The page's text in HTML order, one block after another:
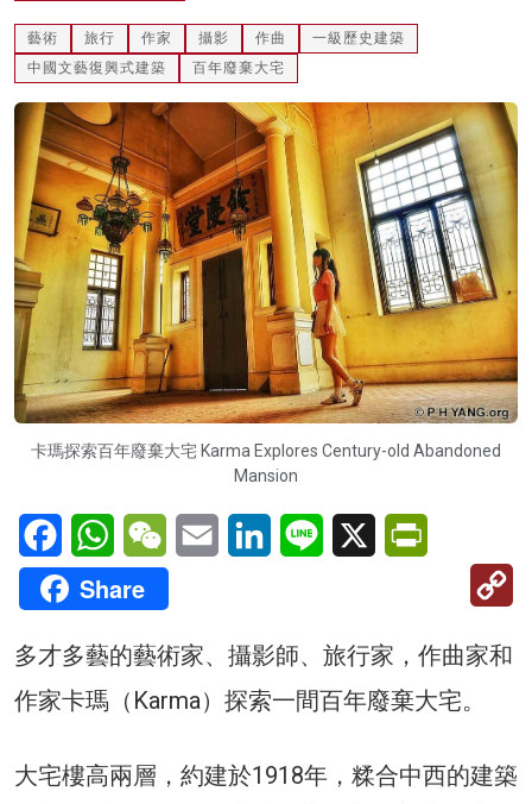
藝術 旅行 作家 攝影 作曲
一級歷史建築
中國文藝復興式建築
百年廢棄大宅
卡瑪探索百年廢棄大宅 Karma Explores Century-old Abandoned
Mansion
FacebookWhatsAppWeChatEmail LinkedInLine X
Share
多才多藝的藝術家、攝影師、旅行家，作曲家和
作家卡瑪（Karma）探索一間百年廢棄大宅。
大宅樓高兩層，約建於1918年，糅合中西的建築